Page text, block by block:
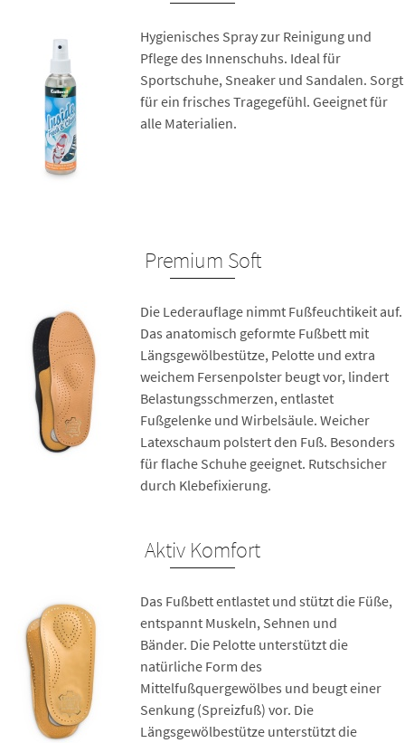
Hygienisches Spray zur Reinigung und
Pflege des Innenschuhs. Ideal für
Sportschuhe, Sneaker und Sandalen. Sorgt
für ein frisches Tragegefühl. Geeignet für
alle Materialien.
Premium Soft
Die Lederauflage nimmt Fußfeuchtikeit auf.
Das anatomisch geformte Fußbett mit
Längsgewölbestütze, Pelotte und extra
weichem Fersenpolster beugt vor, lindert
Belastungsschmerzen, entlastet
Fußgelenke und Wirbelsäule. Weicher
Latexschaum polstert den Fuß. Besonders
für flache Schuhe geeignet. Rutschsicher
durch Klebefixierung.
Aktiv Komfort
Das Fußbett entlastet und stützt die Füße,
entspannt Muskeln, Sehnen und
Bänder. Die Pelotte unterstützt die
natürliche Form des
Mittelfußquergewölbes und beugt einer
Senkung (Spreizfuß) vor. Die
Längsgewölbestütze unterstützt die